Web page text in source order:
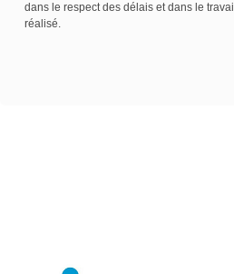
dans le respect des délais et dans le travail
réalisé.